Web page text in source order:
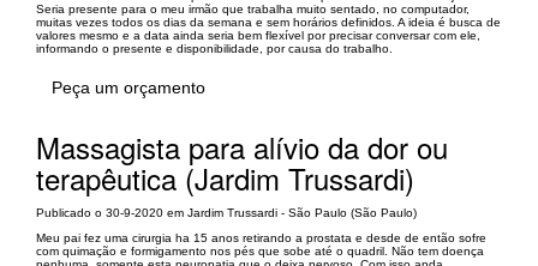
Seria presente para o meu irmão que trabalha muito sentado, no computador,
muitas vezes todos os dias da semana e sem horários definidos. A ideia é busca de
valores mesmo e a data ainda seria bem flexível por precisar conversar com ele,
informando o presente e disponibilidade, por causa do trabalho.
Peça um orçamento
Massagista para alívio da dor ou
terapêutica (Jardim Trussardi)
Publicado o 30-9-2020 em Jardim Trussardi - São Paulo (São Paulo)
Meu pai fez uma cirurgia ha 15 anos retirando a prostata e desde de então sofre
com quimação e formigamento nos pés que sobe até o quadril. Não tem doença